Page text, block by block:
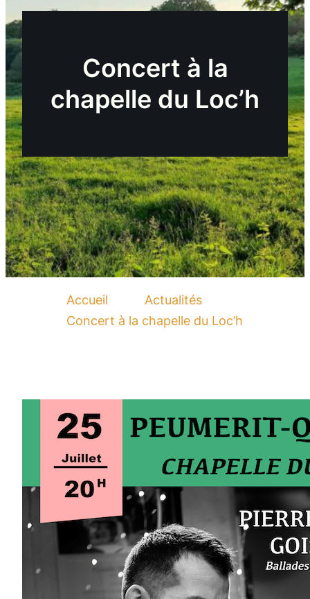
Concert à la
chapelle du Loc’h
Accueil
Actualités
Concert à la chapelle du Loc’h